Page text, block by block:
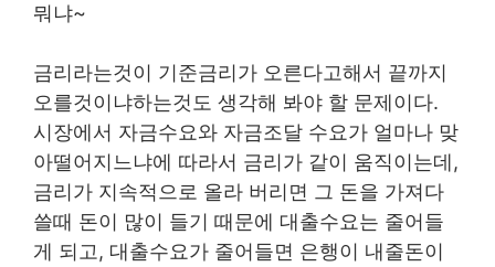
뭐냐~
금리라는것이 기준금리가 오른다고해서 끝까지
오를것이냐하는것도 생각해 봐야 할 문제이다.
시장에서 자금수요와 자금조달 수요가 얼마나 맞
아떨어지느냐에 따라서 금리가 같이 움직이는데,
금리가 지속적으로 올라 버리면 그 돈을 가져다
쓸때 돈이 많이 들기 때문에 대출수요는 줄어들
게 되고, 대출수요가 줄어들면 은행이 내줄돈이